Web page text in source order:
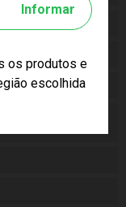
Informar
os produtos e
escolhida